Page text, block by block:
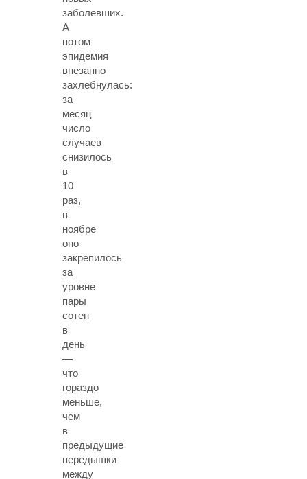
заболевших.
А
потом
эпидемия
внезапно
захлебнулась:
за
месяц
число
случаев
снизилось
в
10
раз,
в
ноябре
оно
закрепилось
за
уровне
пары
сотен
в
день
—
что
гораздо
меньше,
чем
в
предыдущие
передышки
между